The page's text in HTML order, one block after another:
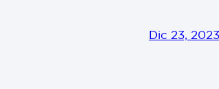
Dic 23, 2023